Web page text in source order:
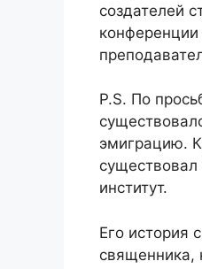
создателей
конференции
P.S. По
эмиграцию.
существовал
институт.
Его история
священника,